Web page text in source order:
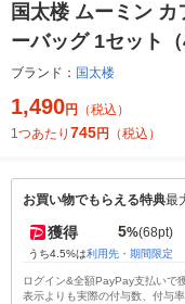
国太楼 ムーミン
ーバッグ 1セット（
ブランド： 国太楼
1,490円
（税込）
1つあたり 745円 （税込）
お買い物でもらえる特典最
獲得 5%(68pt)
うち4.5%は利用先・期間限定
ログイン&全額PayPay支払いで
表示よりも実際の付与数、付与